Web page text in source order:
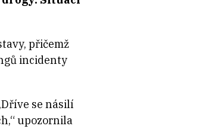
přičemž
incidenty
se násilí
upozornila